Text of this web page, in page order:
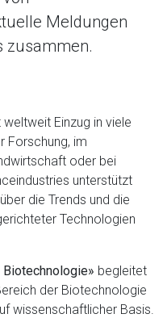
Meldungen
zusammen.
Einzug in viele
Forschung, im
oder bei
unterstützt
die Trends und die
Technologien
begleitet
der Biotechnologie
wissenschaftlicher Basis.